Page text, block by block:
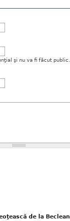
şi nu va fi făcut public.
de la Beclean